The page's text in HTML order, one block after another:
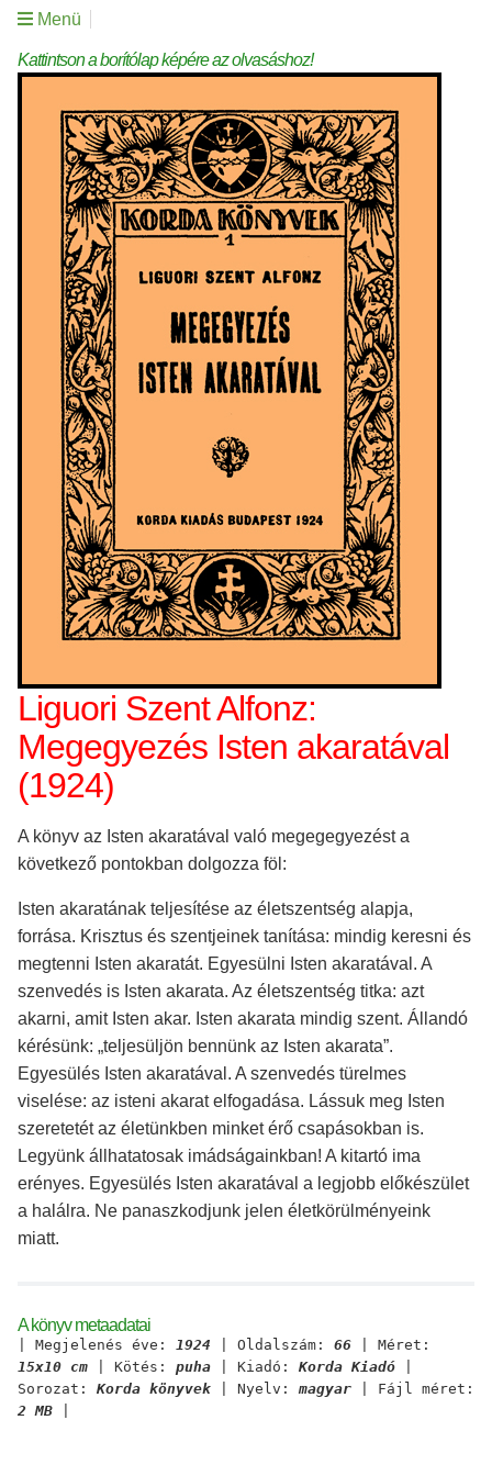
Menü
Kattintson a borítólap képére az olvasáshoz!
Liguori Szent Alfonz:
Megegyezés Isten akaratával
(1924)
A könyv az Isten akaratával való megegegyezést a
következő pontokban dolgozza föl:
Isten akaratának teljesítése az életszentség alapja,
forrása. Krisztus és szentjeinek tanítása: mindig keresni és
megtenni Isten akaratát. Egyesülni Isten akaratával. A
szenvedés is Isten akarata. Az életszentség titka: azt
akarni, amit Isten akar. Isten akarata mindig szent. Állandó
kérésünk: „teljesüljön bennünk az Isten akarata”.
Egyesülés Isten akaratával. A szenvedés türelmes
viselése: az isteni akarat elfogadása. Lássuk meg Isten
szeretetét az életünkben minket érő csapásokban is.
Legyünk állhatatosak imádságainkban! A kitartó ima
erényes. Egyesülés Isten akaratával a legjobb előkészület
a halálra. Ne panaszkodjunk jelen életkörülményeink
miatt.
A könyv metaadatai
| Megjelenés éve: 1924 | Oldalszám: 66 | Méret:
15x10 cm | Kötés: puha | Kiadó: Korda Kiadó
Sorozat: Korda könyvek | Nyelv: magyar | Fájl méret:
2 MB